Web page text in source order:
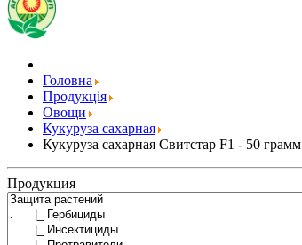
Головна
Продукція
Овощи
Кукуруза сахарная
Кукуруза сахарная Свитстар F1 - 50 грамм
Продукция